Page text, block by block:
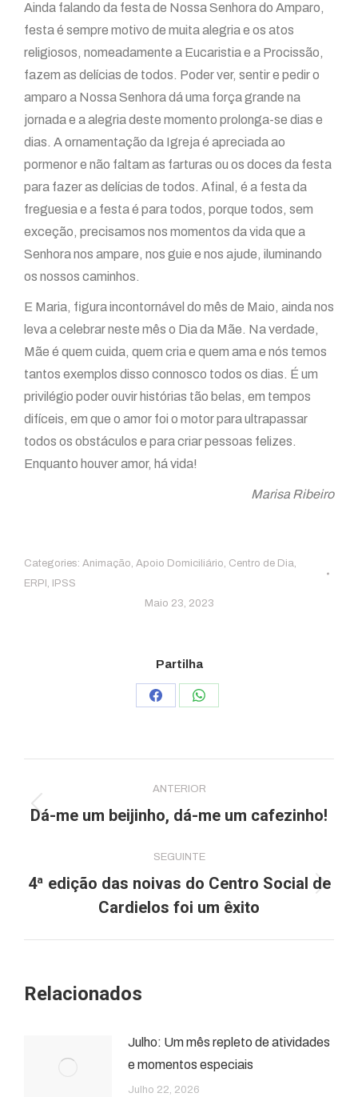
Ainda falando da festa de Nossa Senhora do Amparo,
festa é sempre motivo de muita alegria e os atos
religiosos, nomeadamente a Eucaristia e a Procissão,
fazem as delícias de todos. Poder ver, sentir e pedir o
amparo a Nossa Senhora dá uma força grande na
jornada e a alegria deste momento prolonga-se dias e
dias. A ornamentação da Igreja é apreciada ao
pormenor e não faltam as farturas ou os doces da festa
para fazer as delícias de todos. Afinal, é a festa da
freguesia e a festa é para todos, porque todos, sem
exceção, precisamos nos momentos da vida que a
Senhora nos ampare, nos guie e nos ajude, iluminando
os nossos caminhos.
E Maria, figura incontornável do mês de Maio, ainda nos
leva a celebrar neste mês o Dia da Mãe. Na verdade,
Mãe é quem cuida, quem cria e quem ama e nós temos
tantos exemplos disso connosco todos os dias. É um
privilégio poder ouvir histórias tão belas, em tempos
difíceis, em que o amor foi o motor para ultrapassar
todos os obstáculos e para criar pessoas felizes.
Enquanto houver amor, há vida!
Marisa Ribeiro
Categories: Animação, Apoio Domiciliário, Centro de Dia,
ERPI ,
IPSS
Maio 23, 2023
Partilha
Share
Share
navigation
ANTERIOR
Previous
Dá-me um beijinho, dá-me um cafezinho!
SEGUINTE
Next
post:
4ª edição das noivas do Centro Social de
Cardielos foi um êxito
Relacionados
Julho: Um mês repleto de atividades
e momentos especiais
Julho 22, 2026